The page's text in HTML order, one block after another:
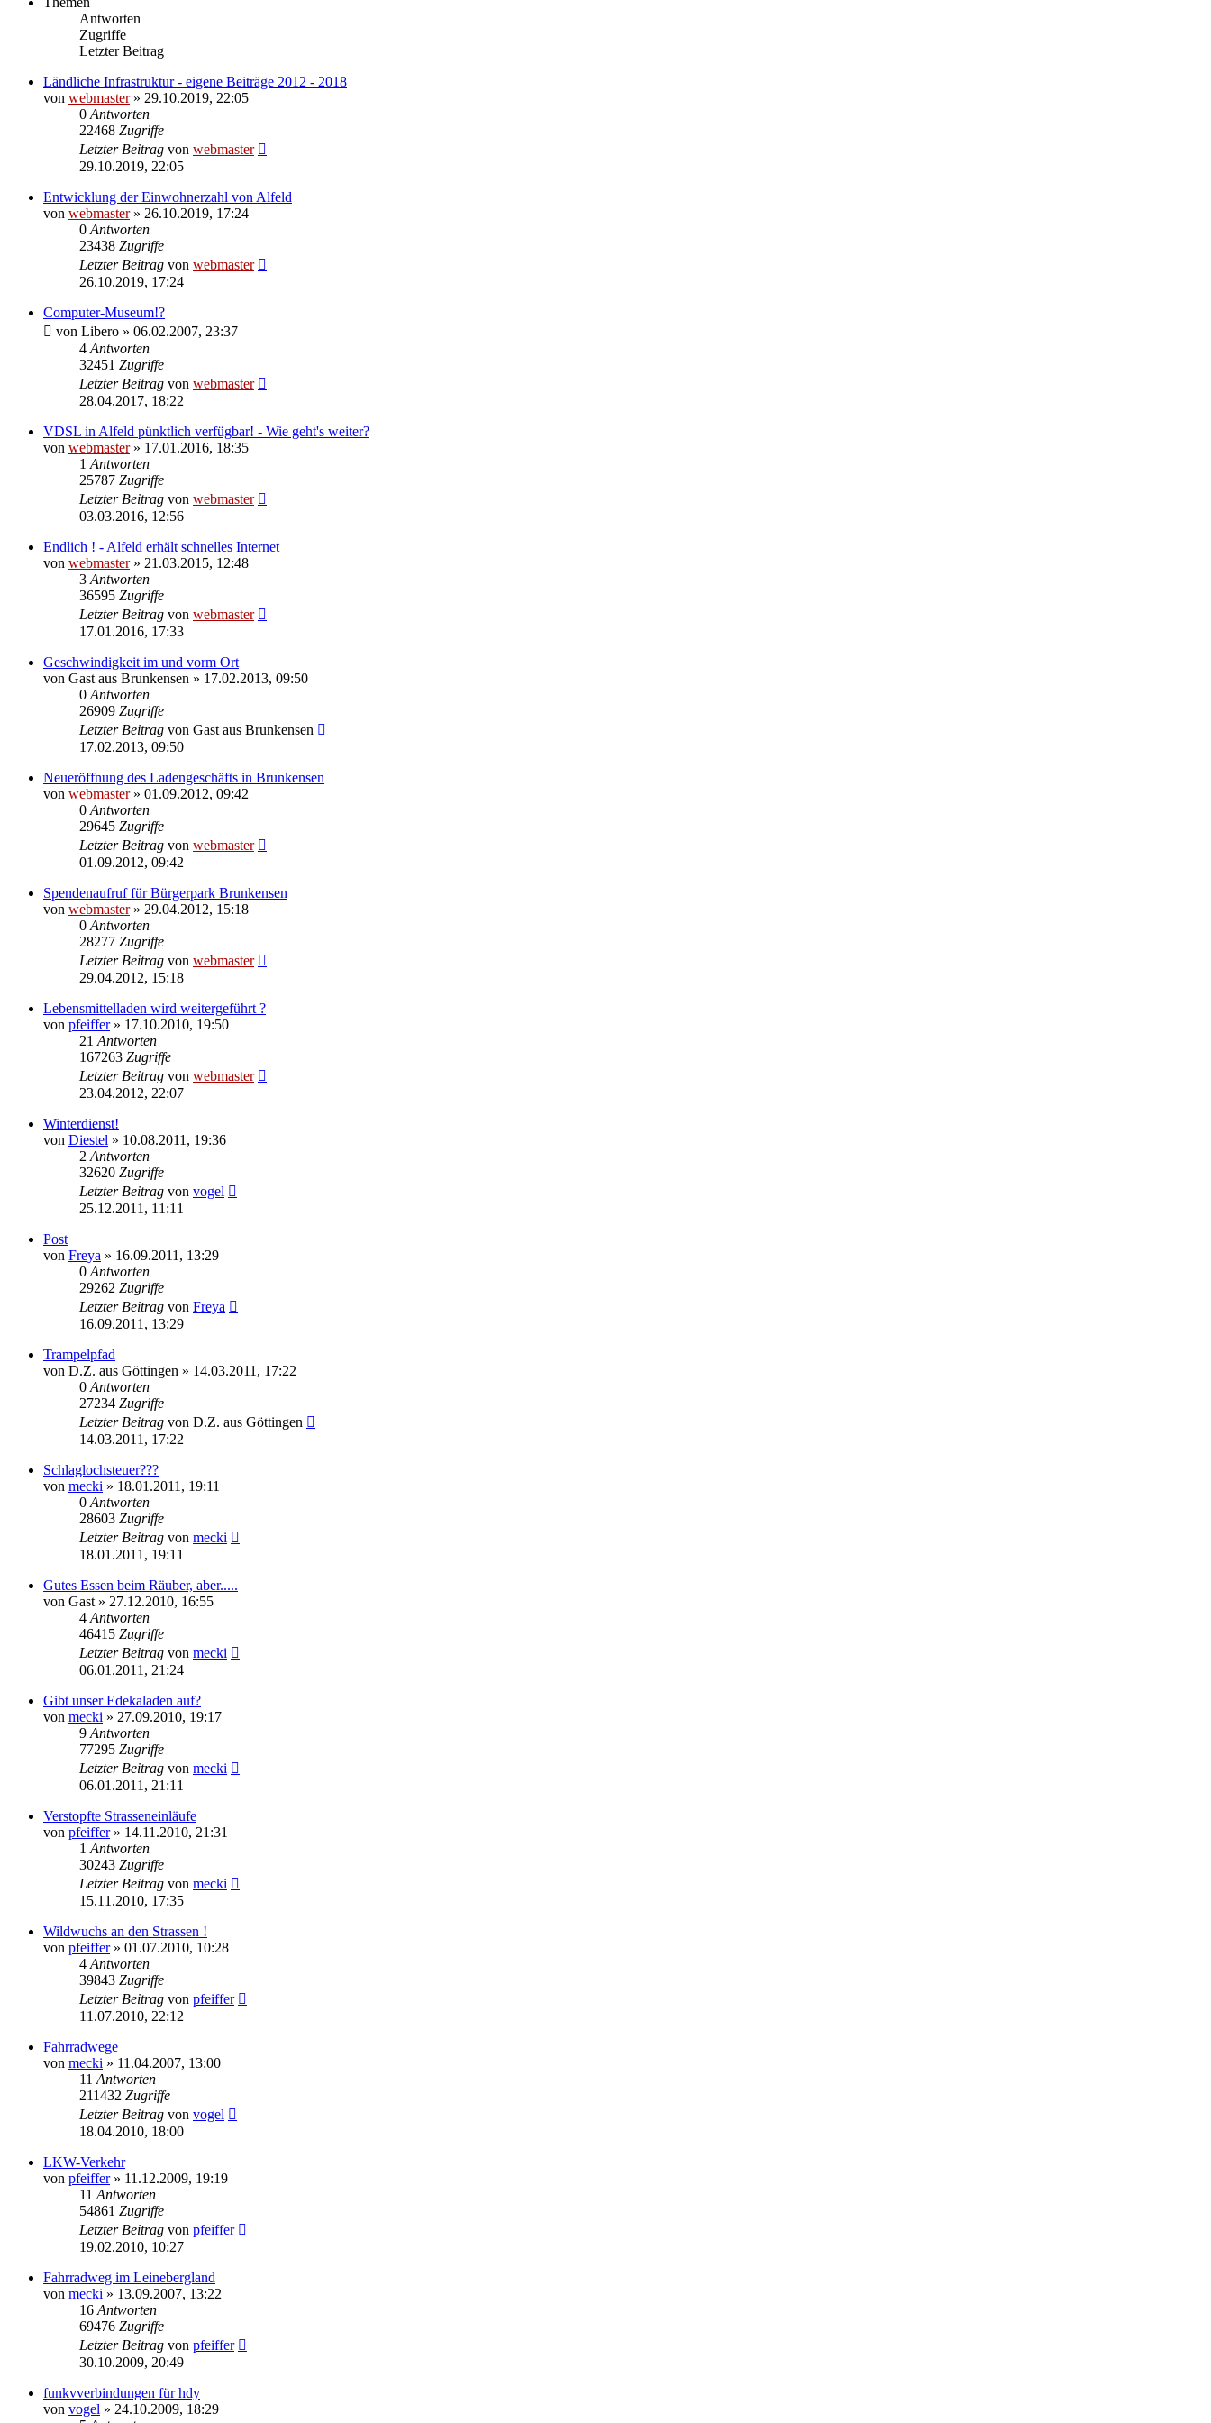
Antworten
Zugriffe
Letzter Beitrag
Ländliche Infrastruktur - eigene Beiträge 2012 - 2018
von webmaster» 29.10.2019, 22:05
0 Antworten
22468 Zugriffe
Letzter Beitrag von webmaster
29.10.2019, 22:05
Entwicklung der Einwohnerzahl von Alfeld
von webmaster» 26.10.2019, 17:24
0 Antworten
23438 Zugriffe
Letzter Beitrag von webmaster
26.10.2019, 17:24
Computer-Museum!?
von Libero » 06.02.2007, 23:37
4 Antworten
32451 Zugriffe
Letzter Beitrag von webmaster
28.04.2017, 18:22
VDSL in Alfeld pünktlich verfügbar! - Wie geht's weiter?
von webmaster» 17.01.2016, 18:35
1 Antworten
25787 Zugriffe
Letzter Beitrag von webmaster
03.03.2016, 12:56
Endlich ! - Alfeld erhält schnelles Internet
von webmaster» 21.03.2015, 12:48
3 Antworten
36595 Zugriffe
Letzter Beitrag von webmaster
17.01.2016, 17:33
Geschwindigkeit im und vorm Ort
von Gast aus Brunkensen » 17.02.2013, 09:50
0 Antworten
26909 Zugriffe
Letzter Beitrag von Gast aus Brunkensen
17.02.2013, 09:50
Neueröffnung des Ladengeschäfts in Brunkensen
von webmaster» 01.09.2012, 09:42
0 Antworten
29645 Zugriffe
Letzter Beitrag von webmaster
01.09.2012, 09:42
Spendenaufruf für Bürgerpark Brunkensen
von webmaster» 29.04.2012, 15:18
0 Antworten
28277 Zugriffe
Letzter Beitrag von webmaster
29.04.2012, 15:18
Lebensmittelladen wird weitergeführt ?
von pfeiffer» 17.10.2010, 19:50
21 Antworten
167263 Zugriffe
Letzter Beitrag von webmaster
23.04.2012, 22:07
Winterdienst!
von Diestel » 10.08.2011, 19:36
2 Antworten
32620 Zugriffe
Letzter Beitrag von vogel
25.12.2011, 11:11
Post
von Freya » 16.09.2011, 13:29
0 Antworten
29262 Zugriffe
Letzter Beitrag von Freya
16.09.2011, 13:29
Trampelpfad
von D.Z. aus Göttingen » 14.03.2011, 17:22
0 Antworten
27234 Zugriffe
Letzter Beitrag von D.Z. aus Göttingen
14.03.2011, 17:22
Schlaglochsteuer???
von mecki » 18.01.2011, 19:11
0 Antworten
28603 Zugriffe
Letzter Beitrag von mecki
18.01.2011, 19:11
Gutes Essen beim Räuber, aber.....
von Gast » 27.12.2010, 16:55
4 Antworten
46415 Zugriffe
Letzter Beitrag von mecki
06.01.2011, 21:24
Gibt unser Edekaladen auf?
von mecki » 27.09.2010, 19:17
9 Antworten
77295 Zugriffe
Letzter Beitrag von mecki
06.01.2011, 21:11
Verstopfte Strasseneinläufe
von pfeiffer» 14.11.2010, 21:31
1 Antworten
30243 Zugriffe
Letzter Beitrag von mecki
15.11.2010, 17:35
Wildwuchs an den Strassen !
von pfeiffer» 01.07.2010, 10:28
4 Antworten
39843 Zugriffe
Letzter Beitrag von pfeiffer
11.07.2010, 22:12
Fahrradwege
von mecki » 11.04.2007, 13:00
11 Antworten
211432 Zugriffe
Letzter Beitrag von vogel
18.04.2010, 18:00
LKW-Verkehr
von pfeiffer» 11.12.2009, 19:19
11 Antworten
54861 Zugriffe
Letzter Beitrag von pfeiffer
19.02.2010, 10:27
Fahrradweg im Leinebergland
von mecki » 13.09.2007, 13:22
16 Antworten
69476 Zugriffe
Letzter Beitrag von pfeiffer
30.10.2009, 20:49
funkvverbindungen für hdy
von vogel » 24.10.2009, 18:29